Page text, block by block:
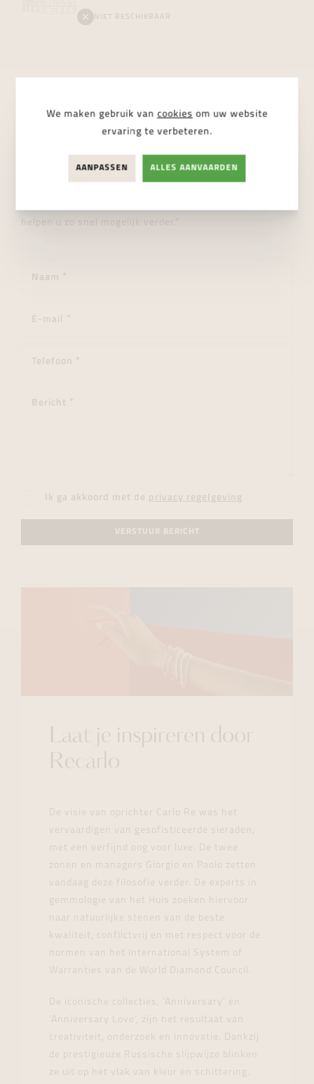
NIET BESCHIKBAAR
STUUR ONS EEN BERICHT
Wij helpen je graag verder!
helpen u zo snel mogelijk verder."
Ik ga akkoord met de privacy regelgeving
VERSTUUR BERICHT
Laat je inspireren door
Recarlo
De visie van oprichter Carlo Re was het
vervaardigen van gesofisticeerde sieraden,
met een verfijnd oog voor luxe. De twee
zonen en managers Giorgio en Paolo zetten
vandaag deze filosofie verder. De experts in
gemmologie van het Huis zoeken hiervoor
naar natuurlijke stenen van de beste
kwaliteit, conflictvrij en met respect voor de
normen van het International System of
Warranties van de World Diamond Council.
De iconische collecties, ‘Anniversary’ en
‘Anniversary Love’, zijn het resultaat van
creativiteit, onderzoek en innovatie. Dankzij
de prestigieuze Russische slijpwijze blinken
ze uit op het vlak van kleur en schittering.
We maken gebruik van cookies om uw website
ervaring te verbeteren.
AANPASSEN ALLES AANVAARDEN